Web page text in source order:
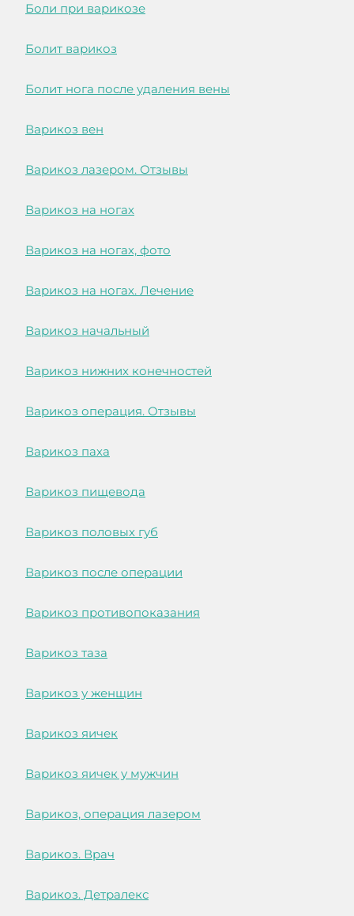
Боли при варикозе
Болит варикоз
Болит нога после удаления вены
Варикоз вен
Варикоз лазером. Отзывы
Варикоз на ногах
Варикоз на ногах, фото
Варикоз на ногах. Лечение
Варикоз начальный
Варикоз нижних конечностей
Варикоз операция. Отзывы
Варикоз паха
Варикоз пищевода
Варикоз половых губ
Варикоз после операции
Варикоз противопоказания
Варикоз таза
Варикоз у женщин
Варикоз яичек
Варикоз яичек у мужчин
Варикоз, операция лазером
Варикоз. Врач
Варикоз. Детралекс